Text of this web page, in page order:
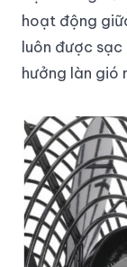
hoạt động
luôn được
hưởng làn gió